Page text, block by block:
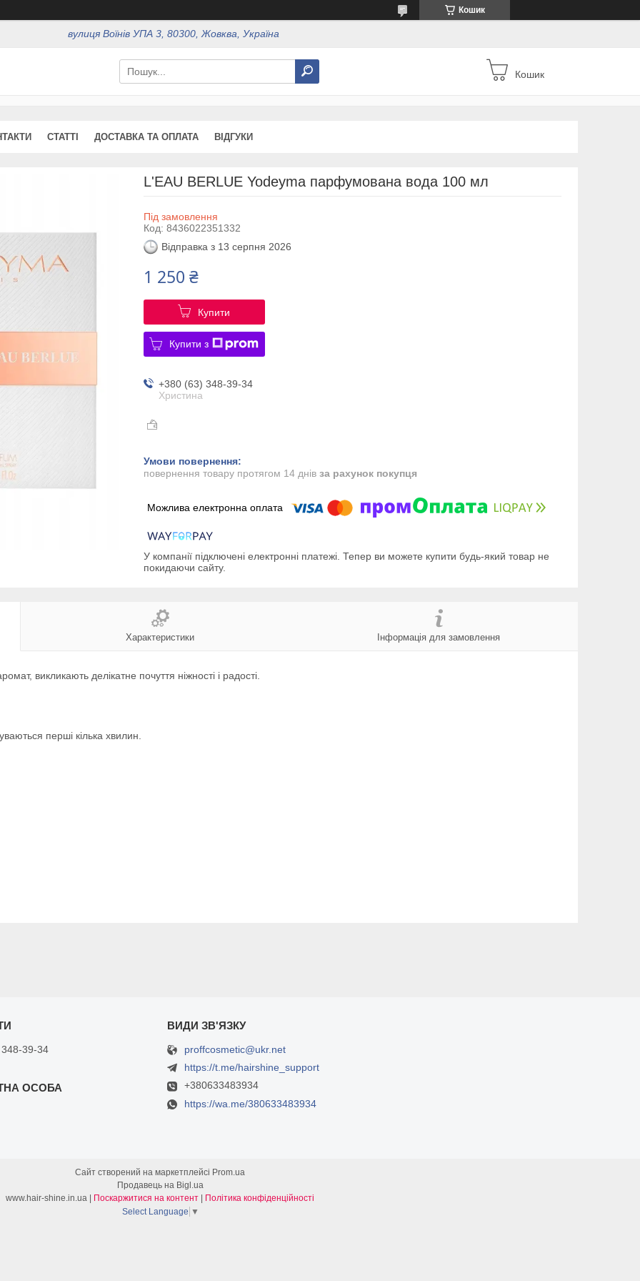
Кошик
вулиця Воїнів УПА 3, 80300, Жовква, Україна
Кошик
СТАТТІ ДОСТАВКА ТА ОПЛАТА ВІДГУКИ
L'EAU BERLUE Yodeyma парфумована вода 100 мл
Під замовлення
Код: 8436022351332
Відправка з 13 серпня 2026
1 250 ₴
Купити
Купити з
+380 (63) 348-39-34
Христина
повернення товару протягом 14 днів за рахунок покупця
У компанії підключені електронні платежі. Тепер ви можете купити будь-який товар не
покидаючи сайту.
Характеристики Інформація для замовлення
викликають делікатне почуття ніжності і радості.
перші кілька хвилин.
39-34
proffcosmetic@ukr.net
https://t.me/hairshine_support
+380633483934
https://wa.me/380633483934
Сайт створений на маркетплейсі Prom.ua
Продавець на Bigl.ua
Поскаржитися на контент
Політика конфіденційності
Select Language ▼